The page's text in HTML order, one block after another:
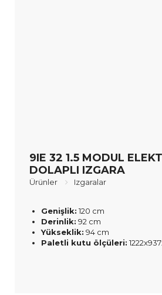
9IE 32 1.5 MODUL
DOLAPLI IZGARA
Ürünler Izgaralar
Genişlik: 120 cm
Derinlik: 92 cm
Yükseklik: 94 cm
Paletli kutu ölçüleri: